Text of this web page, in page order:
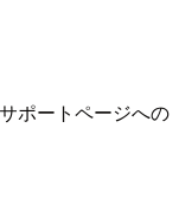
ポートページへの